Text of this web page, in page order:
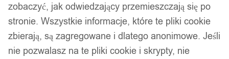
zobaczyć, jak odwiedzający przemieszczają się po
stronie. Wszystkie informacje, które te pliki cookie
zbierają, są zagregowane i dlatego anonimowe. Jeśli
nie pozwalasz na te pliki cookie i skrypty, nie